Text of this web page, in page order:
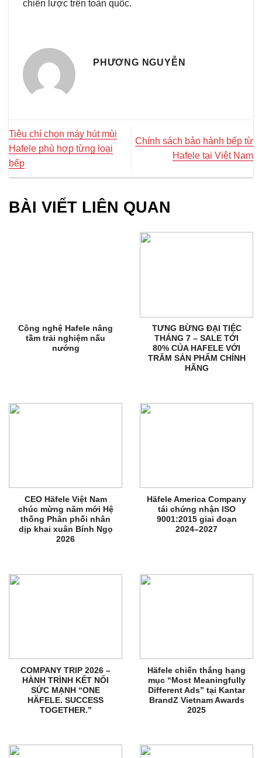
chiến lược trên toàn quốc.
PHƯƠNG NGUYỄN
Tiêu chí chọn máy hút mùi
Hafele phù hợp từng loại
bếp
Chính sách bảo hành bếp từ
Hafele tại Việt Nam
BÀI VIẾT LIÊN QUAN
Công nghệ Hafele nâng
tầm trải nghiệm nấu
nướng
TƯNG BỪNG ĐẠI TIỆC
THÁNG 7 – SALE TỚI
80% CỦA HAFELE VỚI
TRĂM SẢN PHẨM CHÍNH
HÃNG
CEO Häfele Việt Nam
chúc mừng năm mới Hệ
thống Phân phối nhân
dịp khai xuân Bính Ngọ
2026
Häfele America Company
tái chứng nhận ISO
9001:2015 giai đoạn
2024–2027
COMPANY TRIP 2026 –
HÀNH TRÌNH KẾT NỐI
SỨC MẠNH “ONE
HÄFELE. SUCCESS
TOGETHER.”
Häfele chiến thắng hạng
mục “Most Meaningfully
Different Ads” tại Kantar
BrandZ Vietnam Awards
2025